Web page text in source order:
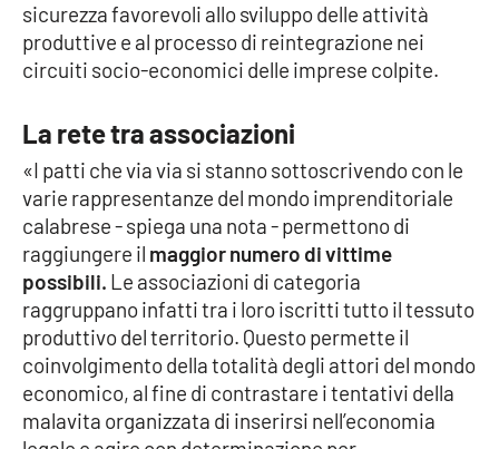
Cosenzachannel.it
Catanzarochannel.it
APP
Android
Apple
sicurezza favorevoli allo sviluppo delle attività
produttive e al processo di reintegrazione nei
circuiti socio-economici delle imprese colpite.
La rete tra associazioni
«I patti che via via si stanno sottoscrivendo con le
varie rappresentanze del mondo imprenditoriale
calabrese - spiega una nota - permettono di
raggiungere il maggior numero di vittime
possibili. Le associazioni di categoria
raggruppano infatti tra i loro iscritti tutto il tessuto
produttivo del territorio. Questo permette il
coinvolgimento della totalità degli attori del mondo
economico, al fine di contrastare i tentativi della
malavita organizzata di inserirsi nell’economia